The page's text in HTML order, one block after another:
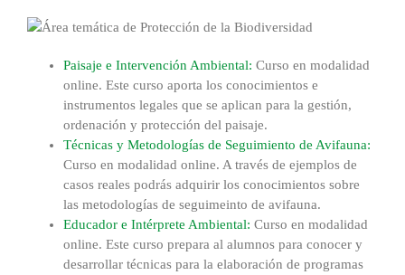
Paisaje e Intervención Ambiental: Curso en modalidad
online. Este curso aporta los conocimientos e
instrumentos legales que se aplican para la gestión,
ordenación y protección del paisaje.
Técnicas y Metodologías de Seguimiento de Avifauna:
Curso en modalidad online. A través de ejemplos de
casos reales podrás adquirir los conocimientos sobre
las metodologías de seguimeinto de avifauna.
Educador e Intérprete Ambiental: Curso en modalidad
online. Este curso prepara al alumnos para conocer y
desarrollar técnicas para la elaboración de programas